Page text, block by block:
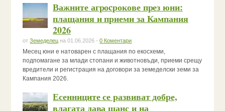
Важните агроcрокове през юни:
плащания и приеми за Кампания
2026
отЗемеделец на 01.06.2026 -0 Коментари
Месец юни е натоварен с плащания по екосхеми,
подпомагане за млади стопани и животновъди, приеми срещу
вредители и регистрация на договори за земеделски земи за
Кампания 2026.
Есенниците се развиват добре,
влагата дава шанс и на